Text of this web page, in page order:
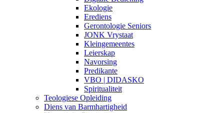
Ekologie
Erediens
Gerontologie Seniors
JONK Vrystaat
Kleingemeentes
Leierskap
Navorsing
Predikante
VBO | DIDASKO
Spiritualiteit
Teologiese Opleiding
Diens van Barmhartigheid